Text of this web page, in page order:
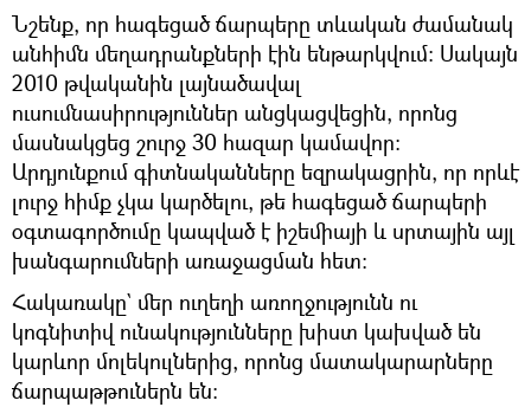
Նշենք, որ հագեցած ճարպերը տևական ժամանակ
անհիմն մեղադրանքների էին ենթարկվում։ Սակայն
2010 թվականին լայնածավալ
ուսումնասիրություններ անցկացվեցին, որոնց
մասնակցեց շուրջ 30 հազար կամավոր։
Արդյունքում գիտնականները եզրակացրին, որ որևէ
լուրջ հիմք չկա կարծելու, թե հագեցած ճարպերի
օգտագործումը կապված է իշեմիայի և սրտային այլ
խանգարումների առաջացման հետ։
Հակառակը` մեր ուղեղի առողջությունն ու
կոգնիտիվ ունակությունները խիստ կախված են
կարևոր մոլեկուլներից, որոնց մատակարարները
ճարպաթթուներն են։